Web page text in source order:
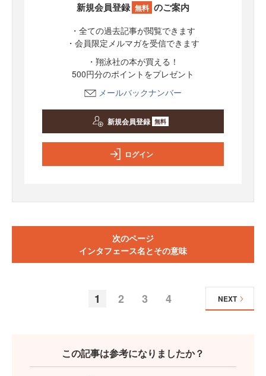
新規会員登録 無料 のご案内
・全ての過去記事が閲覧できます
・会員限定メルマガを受信できます
・翔泳社の本が買える！
500円分のポイントをプレゼント
メールバックナンバー
新規会員登録 無料
ログイン
次のページ
インタフェース名とその意味
1 2 3 4 NEXT
この記事は参考になりましたか？